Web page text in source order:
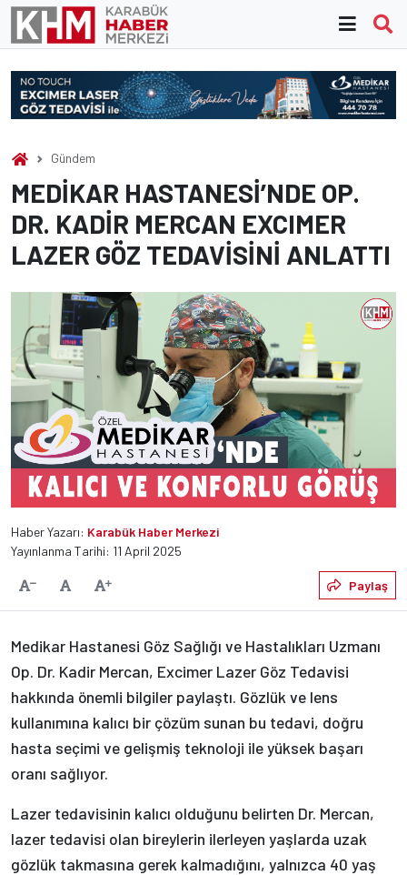
Skip
content
Gündem
MEDİKAR HASTANESİ’NDE OP.
DR. KADİR MERCAN EXCIMER
LAZER GÖZ TEDAVİSİNİ ANLATTI
Haber Yazarı: Karabük Haber Merkezi
Yayınlanma Tarihi: 11 April 2025
Yazıyı KüçültVarsayılanYazıyı Büyüt Paylaş
Medikar Hastanesi Göz Sağlığı ve Hastalıkları Uzmanı
Op. Dr. Kadir Mercan, Excimer Lazer Göz Tedavisi
hakkında önemli bilgiler paylaştı. Gözlük ve lens
kullanımına kalıcı bir çözüm sunan bu tedavi, doğru
hasta seçimi ve gelişmiş teknoloji ile yüksek başarı
oranı sağlıyor.
Lazer tedavisinin kalıcı olduğunu belirten Dr. Mercan,
lazer tedavisi olan bireylerin ilerleyen yaşlarda uzak
gözlük takmasına gerek kalmadığını, yalnızca 40 yaş